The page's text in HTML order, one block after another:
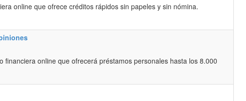
online que ofrece créditos rápidos sin papeles y sin nómina.
financiera online que ofrecerá préstamos personales hasta los 8.000